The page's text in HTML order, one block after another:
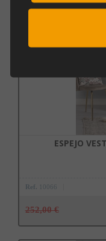
ESPEJO
Ref. 10066
252,00 €